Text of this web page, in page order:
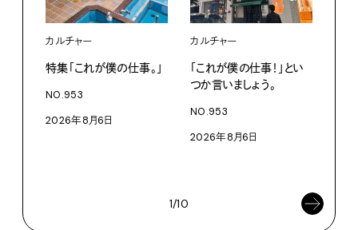
カルチャー
特集「これが僕の仕事。」
NO.953
2026年8月6日
カルチャー
「これが僕の仕事！」とい
つか言いましょう。
NO.953
2026年8月6日
1/10